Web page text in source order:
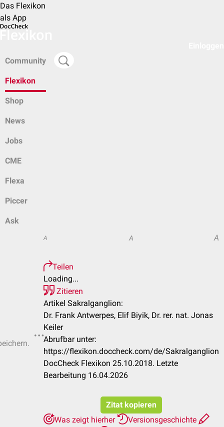
Das Flexikon
als App
Community
Flexikon
Shop
News
Jobs
CME
Flexa
Piccer
Ask
A A A
Teilen
Loading...
Zitieren
Artikel Sakralganglion:
Dr. Frank Antwerpes, Elif Biyik, Dr. rer. nat. Jonas
Keiler
Abrufbar unter:
https://flexikon.doccheck.com/de/Sakralganglion
DocCheck Flexikon 25.10.2018. Letzte
Bearbeitung 16.04.2026
Zitat kopieren
Was zeigt hierher
Versionsgeschichte